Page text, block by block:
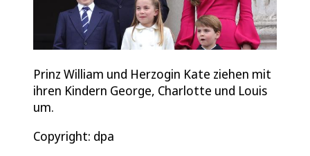
Prinz William und Herzogin Kate ziehen mit
ihren Kindern George, Charlotte und Louis
um.
Copyright: dpa